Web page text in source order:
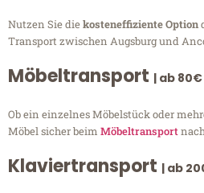
Nutzen Sie diekosteneffiziente Option
Transport zwischen Augsburg und
Möbeltransport | ab 80€
Ob ein einzelnes Möbelstück oder
Möbel sicher beim Möbeltransport
Klaviertransport | ab